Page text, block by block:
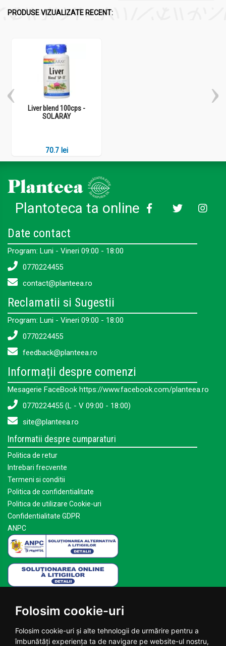
Folosim cookie-uri
Folosim cookie-uri și alte tehnologii de urmărire pentru a
îmbunătăți experiența ta de navigare pe website-ul nostru,
PRODUSE VIZUALIZATE RECENT:
Liver blend 100cps -
SOLARAY
70.7 lei
Plantoteca ta online
Date contact
Program: Luni - Vineri 09:00 - 18:00
0770224455
contact@planteea.ro
Reclamatii si Sugestii
Program: Luni - Vineri 09:00 - 18:00
0770224455
feedback@planteea.ro
Informații despre comenzi
Mesagerie FaceBook https://www.facebook.com/planteea.ro
0770224455 (L - V 09:00 - 18:00)
site@planteea.ro
Informatii despre cumparaturi
Politica de retur
Intrebari frecvente
Termeni si conditii
Politica de confidentialitate
Politica de utilizare Cookie-uri
Confidentialitate GDPR
ANPC
Acasa
Despre noi
Blog